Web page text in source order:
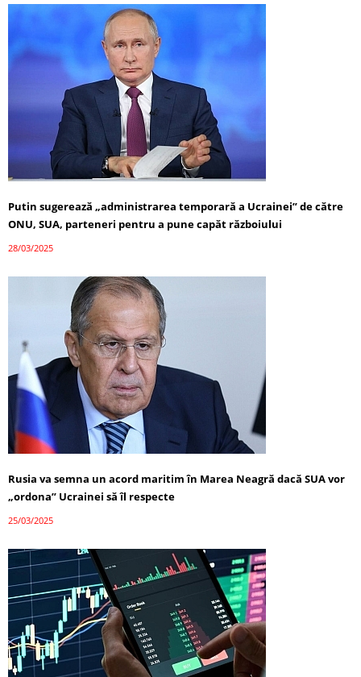
Putin sugerează „administrarea temporară a Ucrainei” de către
ONU, SUA, parteneri pentru a pune capăt războiului
28/03/2025
Rusia va semna un acord maritim în Marea Neagră dacă SUA vor
„ordona” Ucrainei să îl respecte
25/03/2025